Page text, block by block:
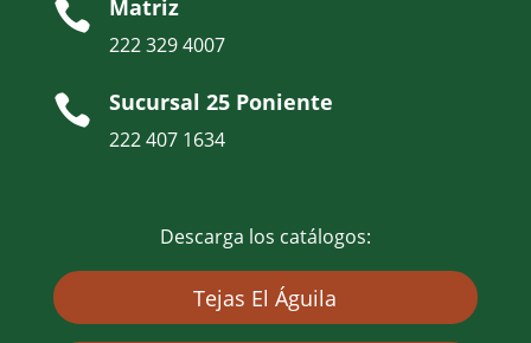
 Matriz
222 329 4007
 Sucursal 25 Poniente
222 407 1634
Descarga los catálogos:
Tejas El Águila